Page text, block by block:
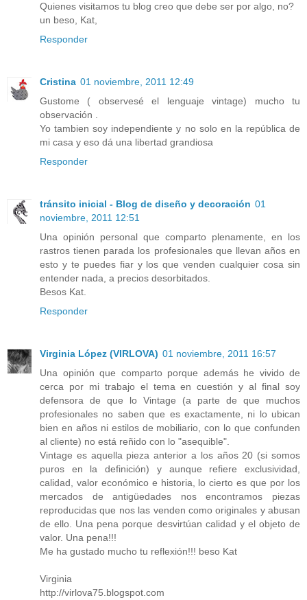
Quienes visitamos tu blog creo que debe ser por algo, no?
un beso, Kat,
Responder
Cristina 01 noviembre, 2011 12:49
Gustome ( observesé el lenguaje vintage) mucho tu
observación .
Yo tambien soy independiente y no solo en la república de
mi casa y eso dá una libertad grandiosa
Responder
tránsito inicial - Blog de diseño y decoración 01
noviembre, 2011 12:51
Una opinión personal que comparto plenamente, en los
rastros tienen parada los profesionales que llevan años en
esto y te puedes fiar y los que venden cualquier cosa sin
entender nada, a precios desorbitados.
Besos Kat.
Responder
Virginia López (VIRLOVA) 01 noviembre, 2011 16:57
Una opinión que comparto porque además he vivido de
cerca por mi trabajo el tema en cuestión y al final soy
defensora de que lo Vintage (a parte de que muchos
profesionales no saben que es exactamente, ni lo ubican
bien en años ni estilos de mobiliario, con lo que confunden
al cliente) no está reñido con lo "asequible".
Vintage es aquella pieza anterior a los años 20 (si somos
puros en la definición) y aunque refiere exclusividad,
calidad, valor económico e historia, lo cierto es que por los
mercados de antigüedades nos encontramos piezas
reproducidas que nos las venden como originales y abusan
de ello. Una pena porque desvirtúan calidad y el objeto de
valor. Una pena!!!
Me ha gustado mucho tu reflexión!!! beso Kat
Virginia
http://virlova75.blogspot.com